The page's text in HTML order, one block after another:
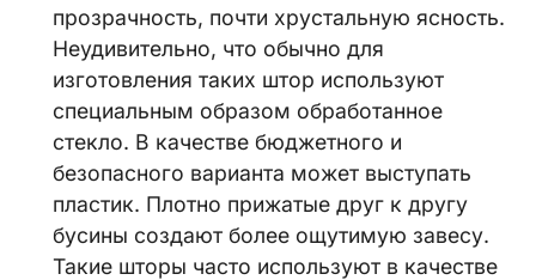
прозрачность, почти хрустальную ясность.
Неудивительно, что обычно для
изготовления таких штор используют
специальным образом обработанное
стекло. В качестве бюджетного и
безопасного варианта может выступать
пластик. Плотно прижатые друг к другу
бусины создают более ощутимую завесу.
Такие шторы часто используют в качестве